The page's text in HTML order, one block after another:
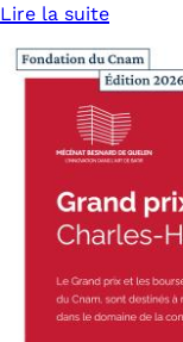
Lire la suite